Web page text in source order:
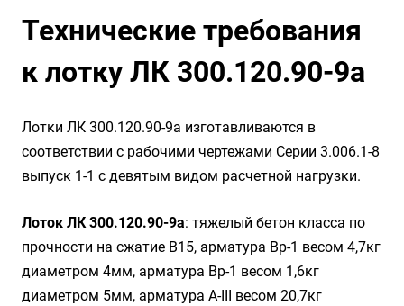
Технические требования
к лотку ЛК 300.120.90-9а
Лотки ЛК 300.120.90-9а изготавливаются в
соответствии с рабочими чертежами Серии 3.006.1-8
выпуск 1-1 с девятым видом расчетной нагрузки.
Лоток ЛК 300.120.90-9а: тяжелый бетон класса по
прочности на сжатие B15, арматура Вр-1 весом 4,7кг
диаметром 4мм, арматура Вр-1 весом 1,6кг
диаметром 5мм, арматура A-III весом 20,7кг